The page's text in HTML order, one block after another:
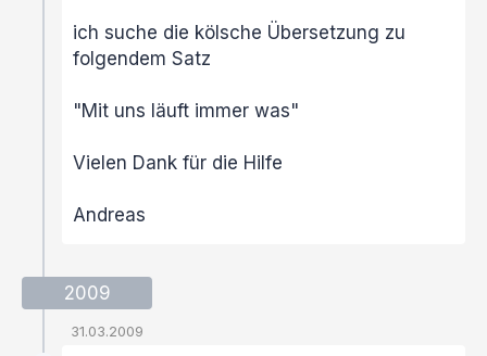
ich suche die kölsche Übersetzung zu
folgendem Satz
"Mit uns läuft immer was"
Vielen Dank für die Hilfe
Andreas
2009
31.03.2009